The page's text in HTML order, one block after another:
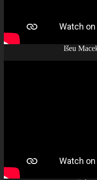
Išeu